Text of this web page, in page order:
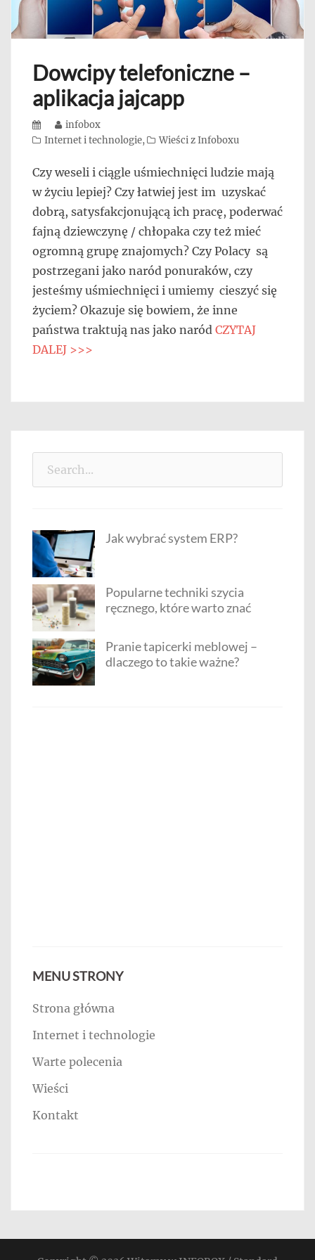
Dowcipy telefoniczne –
aplikacja jajcapp
Posted
on
Author
infobox
Categories
Internet i technologie, Wieści z Infoboxu
Czy weseli i ciągle uśmiechnięci ludzie mają
w życiu lepiej? Czy łatwiej jest im uzyskać
dobrą, satysfakcjonującą ich pracę, poderwać
fajną dziewczynę / chłopaka czy też mieć
ogromną grupę znajomych? Czy Polacy są
postrzegani jako naród ponuraków, czy
jesteśmy uśmiechnięci i umiemy cieszyć się
życiem? Okazuje się bowiem, że inne
państwa traktują nas jako naród CZYTAJ
DALEJ >>>
Jak wybrać system ERP?
Popularne techniki szycia
ręcznego, które warto znać
Pranie tapicerki meblowej –
dlaczego to takie ważne?
MENU STRONY
Strona główna
Internet i technologie
Warte polecenia
Wieści
Kontakt